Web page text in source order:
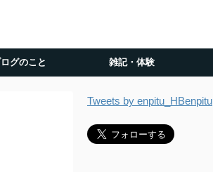
グのこと 雑記・体験
Tweets by enpitu_HBenpitu